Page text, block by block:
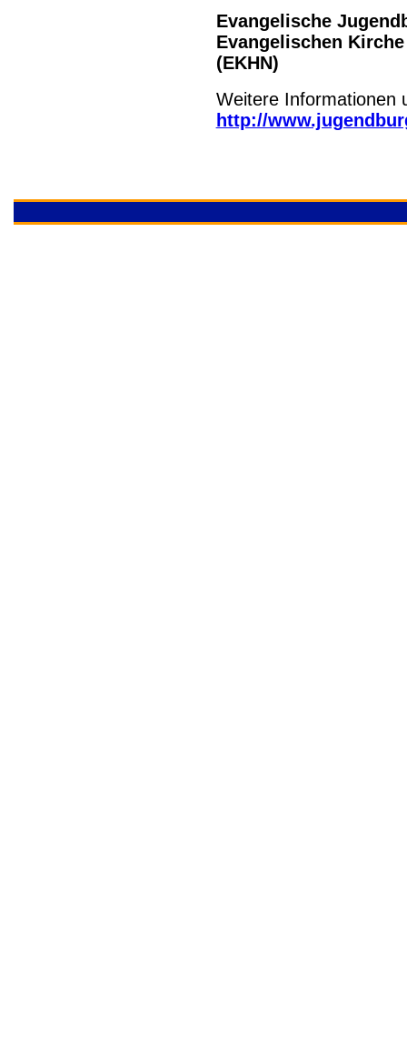
Evangelische
Evangelischen
(EKHN)
Weitere Informationen
http://